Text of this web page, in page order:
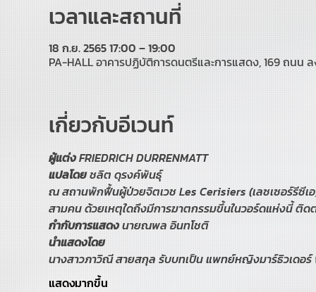
เวลาและสถานที่
18 ก.ย. 2565 17:00 – 19:00
PA-HALL อาคารปฏิบัติการดนตรีและการแสดง, 169 ถนน
เกี่ยวกับอีเวนท์
ผู้แต่ง FRIEDRICH DURRENMATT
แปลโดย ชลิต ดุรงค์พันธุ์
ณ สถานพักฟื้นผู้ป่วยจิตเวช Les Cerisiers (เลซเซอร์รีซี
สามคน ด้วยเหตุใดถึงมีการฆาตกรรมขึ้นในวอร์ดแห่งนี้ ติด
กำกับการแสดง นายณพล อินทโชติ
นำแสดงโดย
นางสาวภาวิณี สายสกุล รับบทเป็น แพทย์หญิงมาร์ธิวเดอ
แสดงมากขึ้น